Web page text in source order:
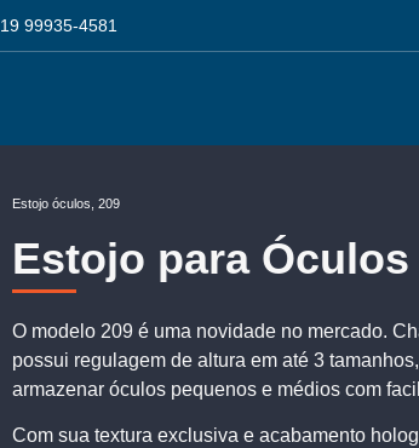
19 99935-4581
Estojo óculos 209
Estojo para Óculos
O modelo 209 é uma novidade no mercado.
possui regulagem de altura em até 3
armazenar óculos pequenos e médios com
Com sua textura exclusiva e acabamento